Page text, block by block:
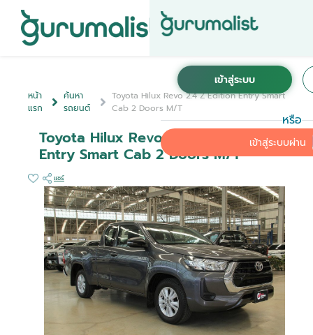
หรือ
เข้าสู่ระบบผ่าน
หน้า
แรก
ค้นหา
รถยนต์
Toyota Hilux Revo 2.4 Z Edition Entry Smart
Cab 2 Doors M/T
Toyota Hilux Revo 2.4 Z Edition
Entry Smart Cab 2 Doors M/T
แชร์